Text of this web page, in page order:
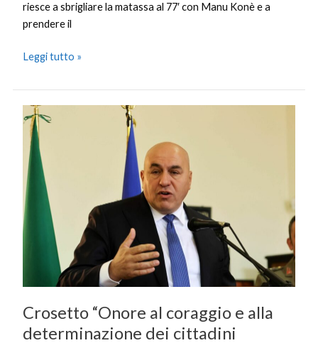
riesce a sbrigliare la matassa al 77′ con Manu Konè e a
prendere il
Leggi tutto »
Crosetto “Onore al coraggio e alla
determinazione dei cittadini
Crosetto
“Onore
al
coraggio
e
alla
determinazione
dei
cittadini
iraniani”